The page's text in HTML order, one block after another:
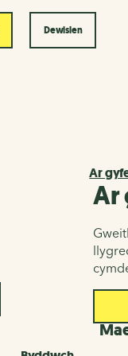
Dewislen
Ar
Ar